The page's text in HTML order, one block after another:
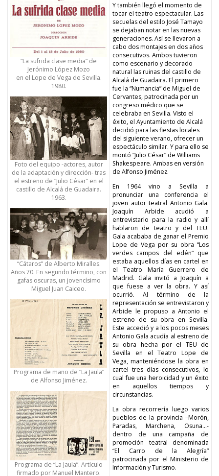
“La sufrida clase media” de
Jerónimo López Mozo
en el Lope de Vega de Sevilla.
1980.
Foto del equipo -actores, autor
de la adaptación y dirección- tras
el estreno de “Julio César” en el
castillo de Alcalá de Guadaira.
1963.
“Cátaros” de Alberto Miralles.
Años 70. En segundo término, con
gafas oscuras, un jovencísimo
Miguel Juan Caiceo.
Programa de mano de “La Jaula”
de Alfonso Jiménez.
Programa de “La Jaula”. Artículo
firmado por Manuel Mantero.
Y también llegó el momento de
tocar el teatro espectacular. Las
secuelas del estilo José Tamayo
se dejaban notar en las nuevas
generaciones. Así se llevaron a
cabo dos montajes en dos años
consecutivos. Ambos tuvieron
como escenario y decorado
natural las ruinas del castillo de
Alcalá de Guadaira. El primero
fue la “Numancia” de Miguel de
Cervantes, patrocinada por un
congreso médico que se
celebraba en Sevilla. Visto el
éxito, el Ayuntamiento de Alcalá
decidió para las fiestas locales
del siguiente verano, ofrecer un
espectáculo similar. Y para ello se
montó “Julio César” de Williams
Shakespeare. Ambas en versión
de Alfonso Jiménez.
En 1964 vino a Sevilla a
pronunciar una conferencia el
joven autor teatral Antonio Gala.
Joaquín Arbide acudió a
entrevistarlo para la radio y allí
hablaron de teatro y del TEU.
Gala acababa de ganar el Premio
Lope de Vega por su obra “Los
verdes campos del edén” que
estaba aquellos días en cartel en
el Teatro María Guerrero de
Madrid. Gala invitó a Joaquín a
que fuese a ver la obra. Y así
ocurrió. Al término de la
representación se entrevistaron y
Arbide le propuso a Antonio el
estreno de su obra en Sevilla.
Este accedió y a los pocos meses
Antonio Gala acudía al estreno de
su obra hecha por el TEU de
Sevilla en el Teatro Lope de
Vega, manteniéndose la obra en
cartel tres días consecutivos, lo
cual fue una heroicidad y un éxito
en aquellos tiempos y
circunstancias.
La obra recorrería luego varios
pueblos de la provincia –Morón,
Paradas, Marchena, Osuna…-
dentro de una campaña de
promoción teatral denominada
“El Carro de la Alegría”
patrocinada por el Ministerio de
Información y Turismo.